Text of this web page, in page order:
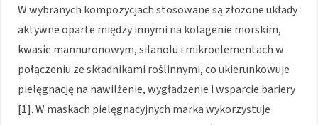
W wybranych kompozycjach stosowane są złożone układy
aktywne oparte między innymi na kolagenie morskim,
kwasie mannuronowym, silanolu i mikroelementach w
połączeniu ze składnikami roślinnymi, co ukierunkowuje
pielęgnację na nawilżenie, wygładzenie i wsparcie bariery
[1]. W maskach pielęgnacyjnych marka wykorzystuje